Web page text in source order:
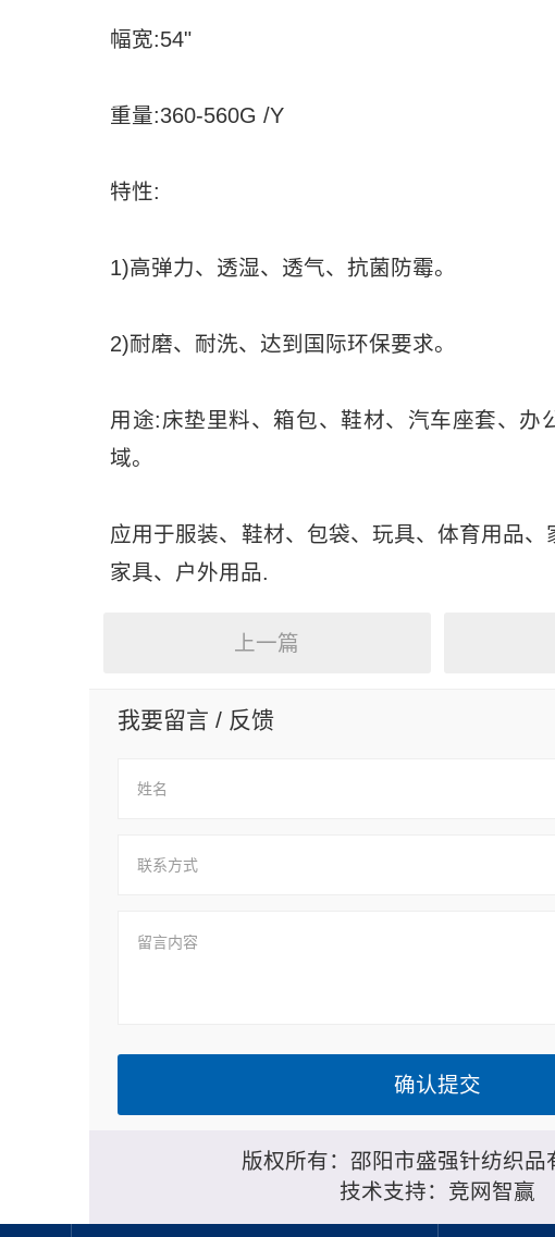
幅宽:54"
重量:360-560G /Y
特性:
1)高弹力、透湿、透气、抗菌防霉。
2)耐磨、耐洗、达到国际环保要求。
用途:床垫里料、箱包、鞋材、汽车座套、办
域。
应用于服装、鞋材、包袋、玩具、体育用品、
家具、户外用品.
上一篇
我要留言 / 反馈
版权所有：邵阳市盛强针纺织品
技术支持： 竞网智赢